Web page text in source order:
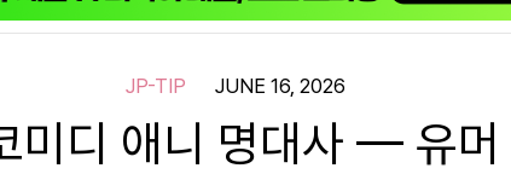
JP-TIP JUNE 16, 2026
미디 애니 명대사 — 유머